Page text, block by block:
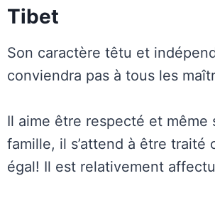
Tibet
Son caractère têtu et
conviendra pas à tous les
Il aime être respecté et même
famille, il s’attend à être traité
égal! Il est relativement